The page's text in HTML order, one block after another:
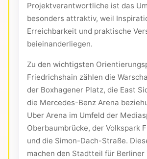
Projektverantwortliche ist das
besonders attraktiv, weil
Erreichbarkeit und praktische
beieinanderliegen.
Zu den wichtigsten
Friedrichshain zählen die
der Boxhagener Platz, die East
die Mercedes-Benz Arena
Uber Arena im Umfeld der
Oberbaumbrücke, der Volkspark
und die Simon-Dach-Straße.
machen den Stadtteil für Berliner